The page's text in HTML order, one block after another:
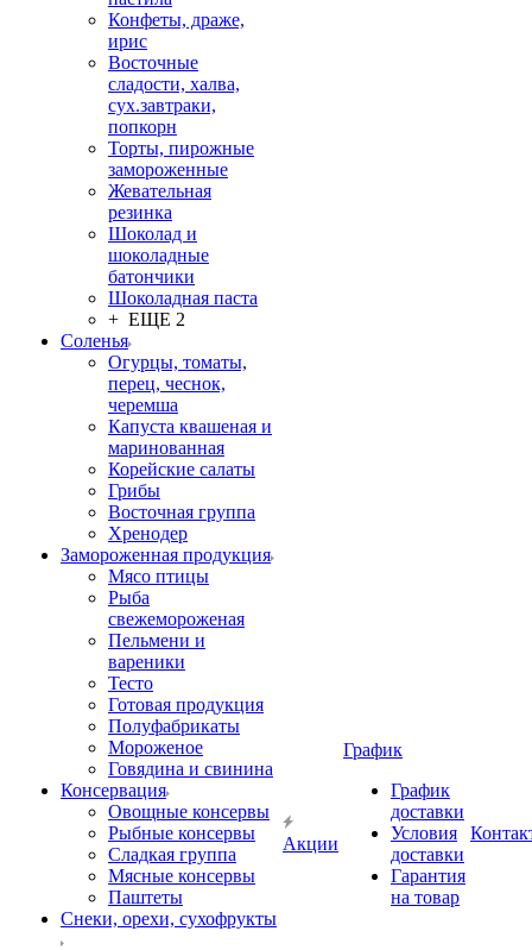
Конфеты, драже,
ирис
Восточные
сладости, халва,
сух.завтраки,
попкорн
Торты, пирожные
замороженные
Жевательная
резинка
Шоколад и
шоколадные
батончики
Шоколадная паста
+ ЕЩЕ 2
Соленья
Огурцы, томаты,
перец, чеснок,
черемша
Капуста квашеная и
маринованная
Корейские салаты
Грибы
Восточная группа
Хренодер
Замороженная продукция
Мясо птицы
Рыба
свежемороженая
Пельмени и
вареники
Тесто
Готовая продукция
Полуфабрикаты
Мороженое
Говядина и свинина
Консервация
Овощные консервы
Рыбные консервы
Сладкая группа
Мясные консервы
Паштеты
Снеки, орехи, сухофрукты
Акции
График
График
доставки
Условия
доставки
Гарантия
на товар